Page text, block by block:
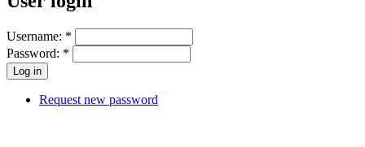
Username: *
Password: *
Request new password